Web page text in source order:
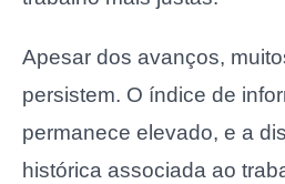
Apesar dos avanços,
persistem. O índice de
permanece elevado, e a
histórica associada ao